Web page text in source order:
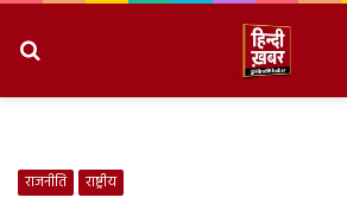
राजनीति राष्ट्रीय